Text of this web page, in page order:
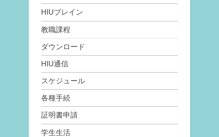
HIUブレイン
教職課程
ダウンロード
HIU通信
スケジュール
各種手続
証明書申請
学生生活